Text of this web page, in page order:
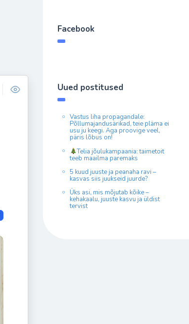
Facebook
Uued postitused
Vastus liha propagandale:
Põllumajandusärikad, teie pläma ei
usu ju keegi. Aga proovige veel,
päris lõbus on!
Telia jõulukampaania: taimetoit
teeb maailma paremaks
5 kuud juuste ja peanaha ravi –
kasvas siis juukseid juurde?
Üks asi, mis mõjutab kõike –
kehakaalu, juuste kasvu ja üldist
tervist